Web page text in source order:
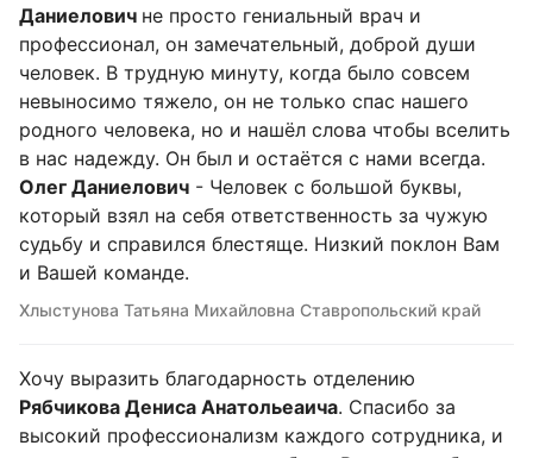
Даниелович не просто гениальный врач и
профессионал, он замечательный, доброй души
человек. В трудную минуту, когда было совсем
невыносимо тяжело, он не только спас нашего
родного человека, но и нашёл слова чтобы вселить
в нас надежду. Он был и остаётся с нами всегда.
Олег Даниелович - Человек с большой буквы,
который взял на себя ответственность за чужую
судьбу и справился блестяще. Низкий поклон Вам
и Вашей команде.
Хлыстунова Татьяна Михайловна Ставропольский край
Хочу выразить благодарность отделению
Рябчикова Дениса Анатольеаича. Спасибо за
высокий профессионализм каждого сотрудника, и